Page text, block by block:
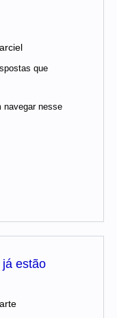
que
navegar nesse
estão